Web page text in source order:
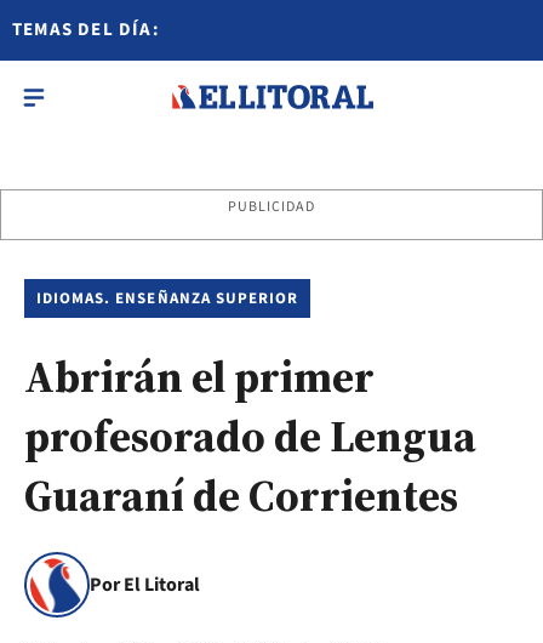
TEMAS DEL DÍA:
PUBLICIDAD
IDIOMAS. ENSEÑANZA SUPERIOR
Abrirán el primer
profesorado de Lengua
Guaraní de Corrientes
Por El Litoral